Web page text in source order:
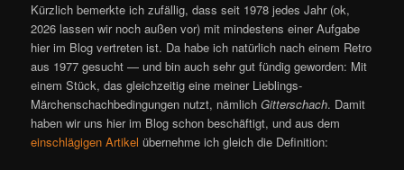
Kürzlich bemerkte ich zufällig, dass seit 1978 jedes Jahr (ok,
2026 lassen wir noch außen vor) mit mindestens einer Aufgabe
hier im Blog vertreten ist. Da habe ich natürlich nach einem Retro
aus 1977 gesucht — und bin auch sehr gut fündig geworden: Mit
einem Stück, das gleichzeitig eine meiner Lieblings-
Märchenschachbedingungen nutzt, nämlichGitterschach. Damit
haben wir uns hier im Blog schon beschäftigt, und aus dem
einschlägigen Artikel übernehme ich gleich die Definition: